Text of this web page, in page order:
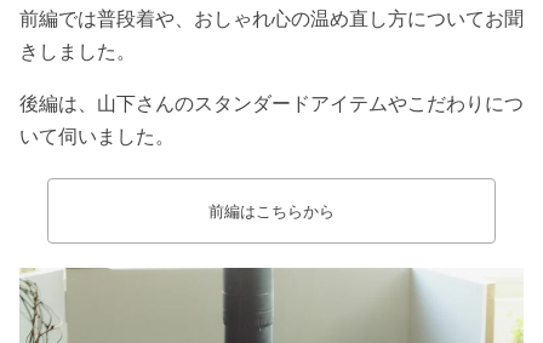
前編では普段着や、おしゃれ心の温め直し方についてお聞
きしました。
後編は、山下さんのスタンダードアイテムやこだわりにつ
いて伺いました。
前編はこちらから